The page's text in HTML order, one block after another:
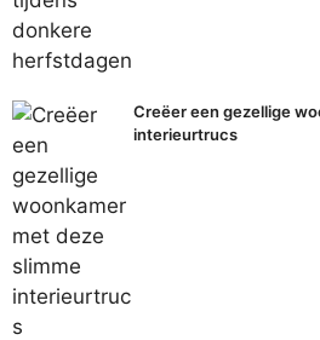
Creëer een gezellige
interieurtrucs